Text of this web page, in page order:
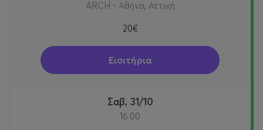
ARCH - Αθήνα, Αττική
20€
Εισιτήρια
Σαβ, 31/10
16:00